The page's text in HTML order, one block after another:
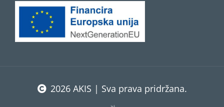
2026 AKIS | Sva prava pridržana.